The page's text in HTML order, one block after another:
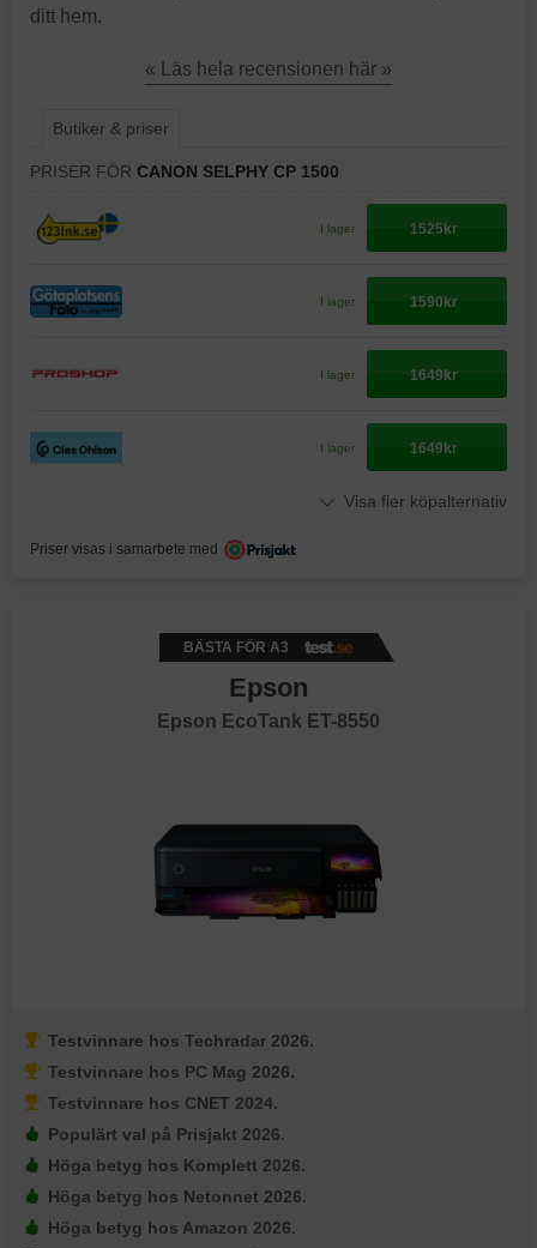
ditt hem.
« Läs hela recensionen här »
Butiker & priser
PRISER FÖR CANON SELPHY CP 1500
I lager 1525kr
I lager 1590kr
I lager 1649kr
I lager 1649kr
Visa fler köpalternativ
Priser visas i samarbete med
BÄSTA FÖR A3
Epson
Epson EcoTank ET-8550
Testvinnare hos Techradar 2026.
Testvinnare hos PC Mag 2026.
Testvinnare hos CNET 2024.
Populärt val på Prisjakt 2026.
Höga betyg hos Komplett 2026.
Höga betyg hos Netonnet 2026.
Höga betyg hos Amazon 2026.